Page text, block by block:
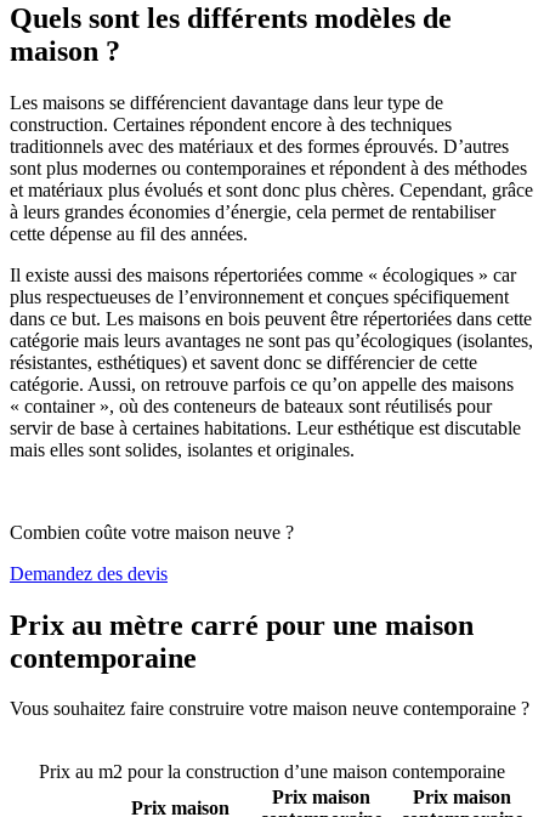
Quels sont les différents modèles de
maison ?
Les maisons se différencient davantage dans leur type de
construction. Certaines répondent encore à des techniques
traditionnels avec des matériaux et des formes éprouvés. D’autres
sont plus modernes ou contemporaines et répondent à des méthodes
et matériaux plus évolués et sont donc plus chères. Cependant, grâce
à leurs grandes économies d’énergie, cela permet de rentabiliser
cette dépense au fil des années.
Il existe aussi des maisons répertoriées comme « écologiques » car
plus respectueuses de l’environnement et conçues spécifiquement
dans ce but. Les maisons en bois peuvent être répertoriées dans cette
catégorie mais leurs avantages ne sont pas qu’écologiques (isolantes,
résistantes, esthétiques) et savent donc se différencier de cette
catégorie. Aussi, on retrouve parfois ce qu’on appelle des maisons
« container », où des conteneurs de bateaux sont réutilisés pour
servir de base à certaines habitations. Leur esthétique est discutable
mais elles sont solides, isolantes et originales.
Combien coûte votre maison neuve ?
Demandez des devis
Prix au mètre carré pour une maison
contemporaine
Vous souhaitez faire construire votre maison neuve contemporaine ?
Prix au m2 pour la construction d’une maison contemporaine
Prix maison
Prix maison
Prix maison